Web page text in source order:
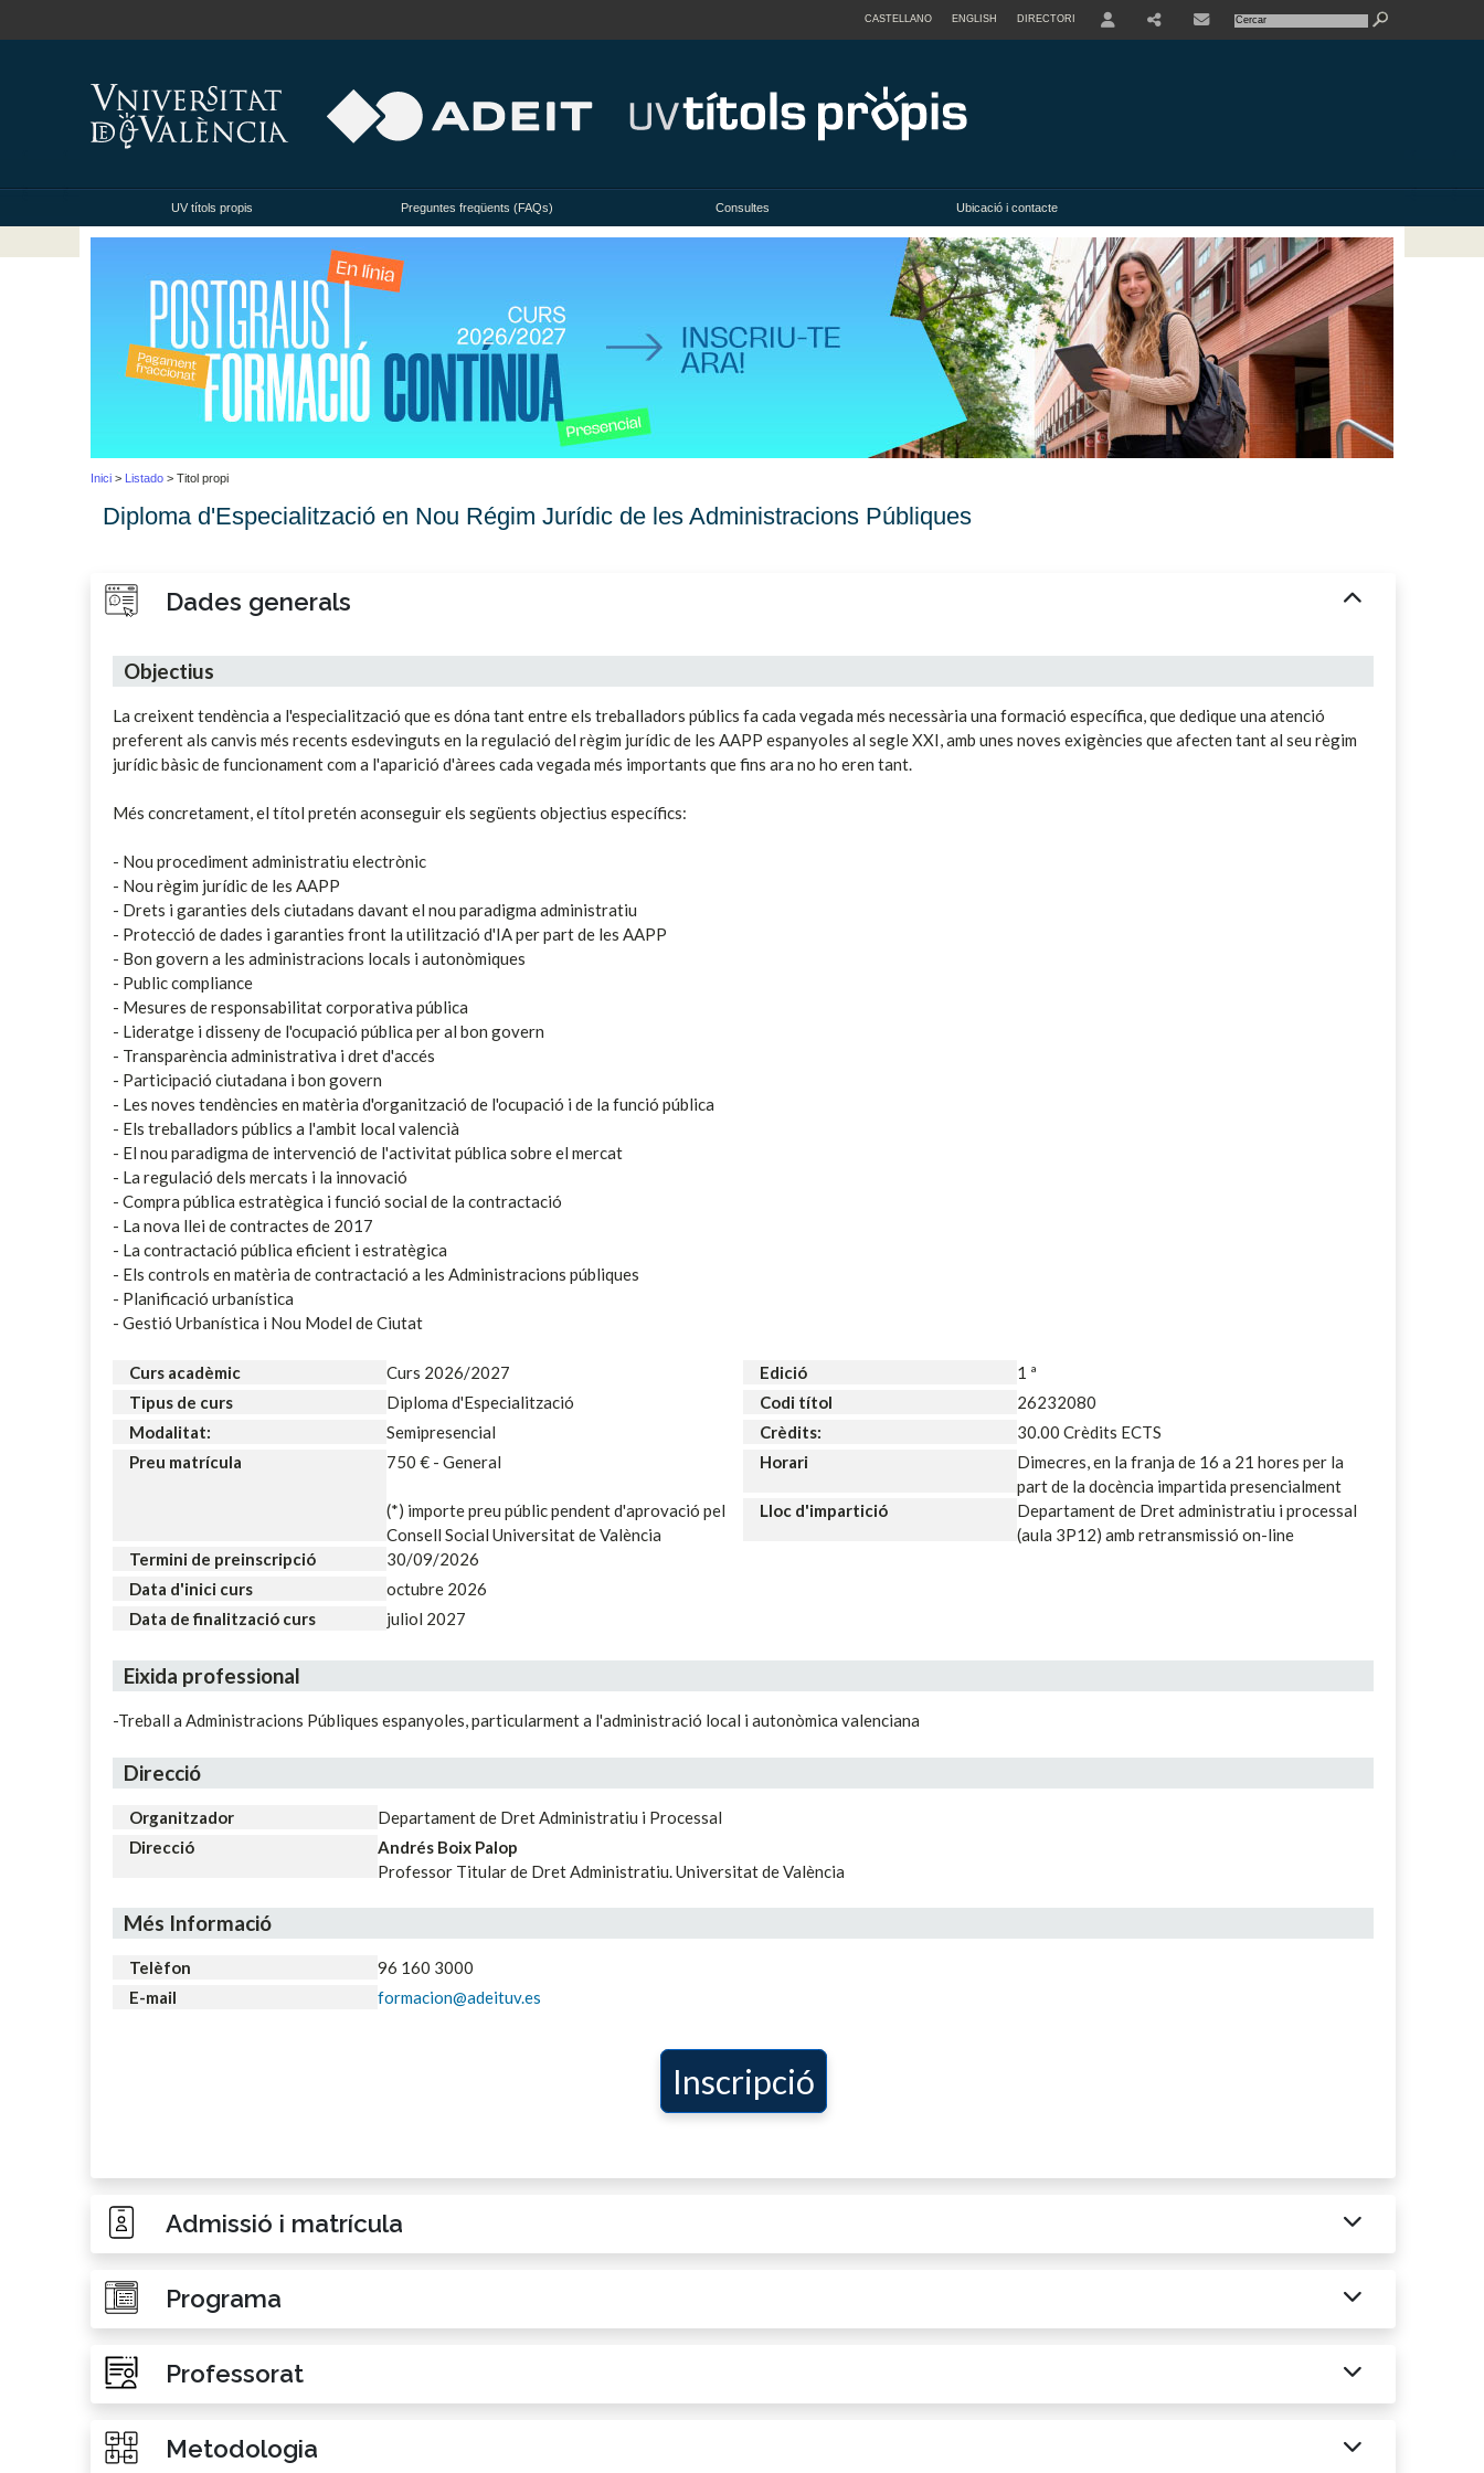
CASTELLANO ENGLISH DIRECTORI
UV títols propis Preguntes freqüents (FAQs) Consultes Ubicació i contacte
Inici > Listado > Titol propi
Diploma d'Especialització en Nou Régim Jurídic de les Administracions Públiques
Dades generals
Objectius
La creixent tendència a l'especialització que es dóna tant entre els treballadors públics fa cada vegada més necessària una formació específica, que dedique una atenció
preferent als canvis més recents esdevinguts en la regulació del règim jurídic de les AAPP espanyoles al segle XXI, amb unes noves exigències que afecten tant al seu règim
jurídic bàsic de funcionament com a l'aparició d'àrees cada vegada més importants que fins ara no ho eren tant.
Més concretament, el títol pretén aconseguir els següents objectius específics:
- Nou procediment administratiu electrònic
- Nou règim jurídic de les AAPP
- Drets i garanties dels ciutadans davant el nou paradigma administratiu
- Protecció de dades i garanties front la utilització d'IA per part de les AAPP
- Bon govern a les administracions locals i autonòmiques
- Public compliance
- Mesures de responsabilitat corporativa pública
- Lideratge i disseny de l'ocupació pública per al bon govern
- Transparència administrativa i dret d'accés
- Participació ciutadana i bon govern
- Les noves tendències en matèria d'organització de l'ocupació i de la funció pública
- Els treballadors públics a l'ambit local valencià
- El nou paradigma de intervenció de l'activitat pública sobre el mercat
- La regulació dels mercats i la innovació
- Compra pública estratègica i funció social de la contractació
- La nova llei de contractes de 2017
- La contractació pública eficient i estratègica
- Els controls en matèria de contractació a les Administracions públiques
- Planificació urbanística
- Gestió Urbanística i Nou Model de Ciutat
Curs acadèmic
Curs 2026/2027
Tipus de curs
Diploma d'Especialització
Modalitat:
Semipresencial
Preu matrícula
750 € - General
(*) importe preu públic pendent d'aprovació pel
Consell Social Universitat de València
Termini de preinscripció
30/09/2026
Data d'inici curs
octubre 2026
Data de finalització curs
juliol 2027
Edició
1 ª
Codi títol
26232080
Crèdits:
30.00 Crèdits ECTS
Horari
Dimecres, en la franja de 16 a 21 hores per la
part de la docència impartida presencialment
Lloc d'impartició
Departament de Dret administratiu i processal
(aula 3P12) amb retransmissió on-line
Eixida professional
-Treball a Administracions Públiques espanyoles, particularment a l'administració local i autonòmica valenciana
Direcció
Organitzador
Departament de Dret Administratiu i Processal
Direcció
Andrés Boix Palop
Professor Titular de Dret Administratiu. Universitat de València
Més Informació
Telèfon
96 160 3000
E-mail
formacion@adeituv.es
Inscripció
Admissió i matrícula
Programa
Professorat
Metodologia